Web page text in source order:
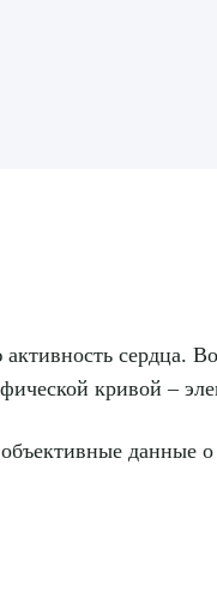
сердца.
кривой –
данные о